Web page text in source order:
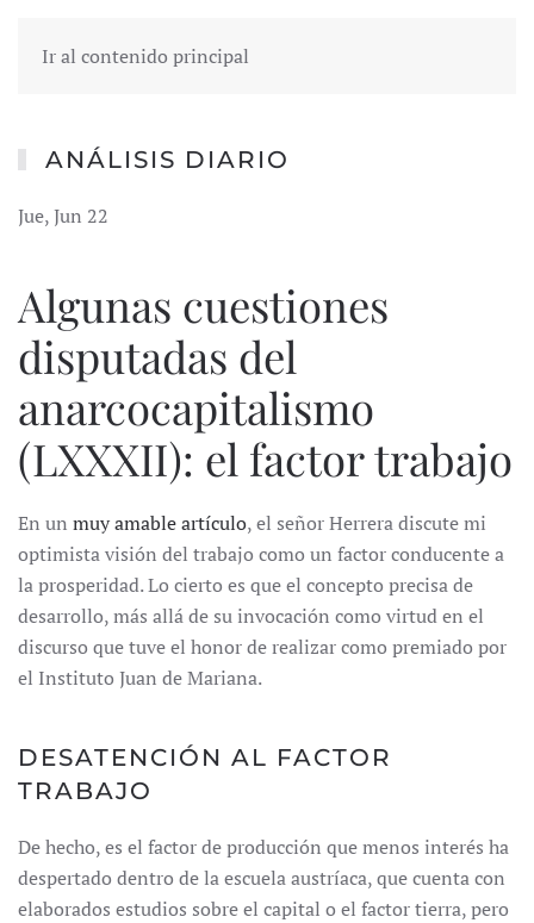
Ir al contenido principal
ANÁLISIS DIARIO
Jue, Jun 22
Algunas cuestiones
disputadas del
anarcocapitalismo
(LXXXII): el factor trabajo
En un muy amable artículo, el señor Herrera discute mi
optimista visión del trabajo como un factor conducente a
la prosperidad. Lo cierto es que el concepto precisa de
desarrollo, más allá de su invocación como virtud en el
discurso que tuve el honor de realizar como premiado por
el Instituto Juan de Mariana.
DESATENCIÓN AL FACTOR
TRABAJO
De hecho, es el factor de producción que menos interés ha
despertado dentro de la escuela austríaca, que cuenta con
elaborados estudios sobre el capital o el factor tierra, pero